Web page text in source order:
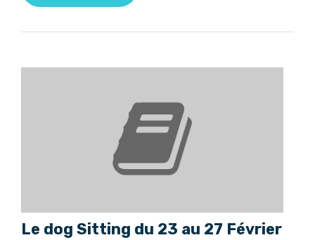
Le dog Sitting du 23 au 27 Février